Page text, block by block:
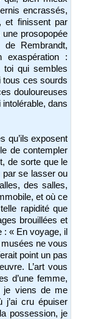
encrassés,
et finissent par
prosopopée
de Rembrandt,
:
qui sembles
tous ces sourds
douloureuses
dans
qu’ils exposent
de contempler
de sorte que le
par se lasser ou
des salles,
et où ce
rapidité que
brouillées et
« En voyage, il
ne vous
point un pas
L’art vous
d’une femme,
je viens de me
j’ai cru épuiser
possession, je